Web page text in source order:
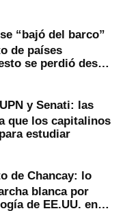
“bajó del barco”
de países
se perdió desde
y Senati: las
que los capitalinos
estudiar
de Chancay: lo
blanca por
de EE.UU. en